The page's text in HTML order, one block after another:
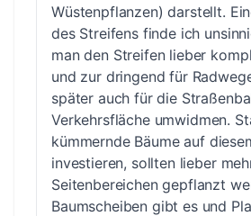
Wüstenpflanzen) darstellt.
des Streifens finde ich
man den Streifen lieber
und zur dringend für
später auch für die
Verkehrsfläche umwidmen.
kümmernde Bäume auf
investieren, sollten lieber
Seitenbereichen gepflanzt
Baumscheiben gibt es und